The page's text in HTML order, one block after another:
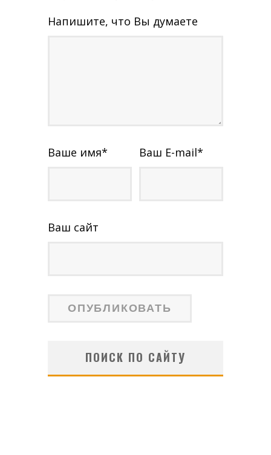
Напишите, что Вы думаете
Ваше имя* Ваш E-mail*
Ваш сайт
ПОИСК ПО САЙТУ